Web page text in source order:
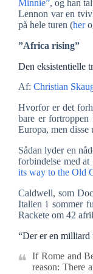
Minnie”, og han
Lennon var en
på hele turen (her
”Africa rising”
Den eksistentielle
Af: Christian
Hvorfor er det
bare er
Europa, men disse
Sådan lyder en
forbindelse med
its way to the Old
Caldwell, som
Italien i sommer
Rackete om 42
“Der er en milliard
If Rome and
reason: There